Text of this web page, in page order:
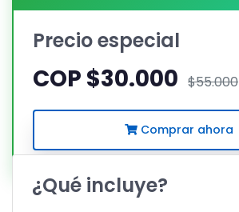
Precio especial
COP $30.000 $55.000
Comprar ahora
¿Qué incluye?